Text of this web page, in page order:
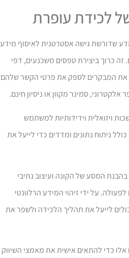
לכידת עופרת
שדורשת גישה אסטרטגית לאיסוף מידע
כרוך ביצירת טפסים משכנעים, דפי
המבקרים לספק את פרטי הקשר שלהם
סמינר מקוון או ניסיון חינם.
ויזואלית וידידותיות למשתמש
ניתוח נתונים ומדדים כדי לייעל את
המסע של הקונה ועיצוב נתיבי
על ידי זיהוי המידע הרלוונטי
לייעל את תהליך הלכידה ולשפר את
כדי להתאים אישית את מאמצי השיווק